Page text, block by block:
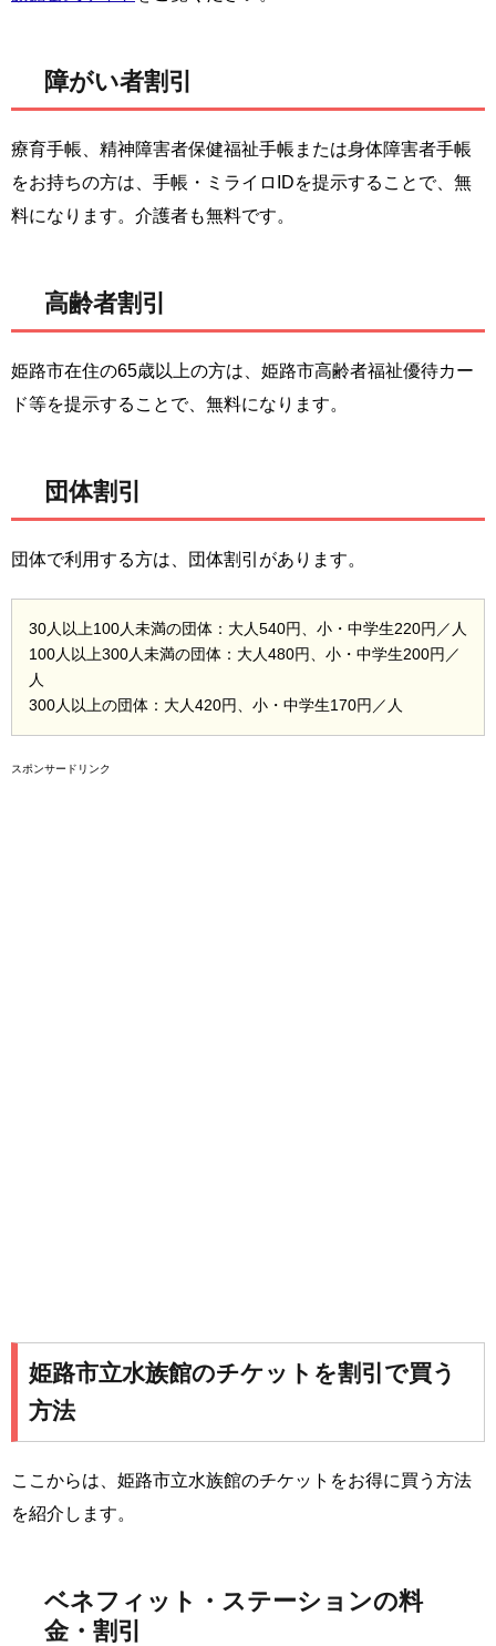
障がい者割引
療育手帳、精神障害者保健福祉手帳または身体障害者手帳
をお持ちの方は、手帳・ミライロIDを提示することで、無
料になります。介護者も無料です。
高齢者割引
姫路市在住の65歳以上の方は、姫路市高齢者福祉優待カー
ド等を提示することで、無料になります。
団体割引
団体で利用する方は、団体割引があります。
30人以上100人未満の団体：大人540円、小・中学生220円／人
100人以上300人未満の団体：大人480円、小・中学生200円／
人
300人以上の団体：大人420円、小・中学生170円／人
スポンサードリンク
姫路市立水族館のチケットを割引で買う
方法
ここからは、姫路市立水族館のチケットをお得に買う方法
を紹介します。
ベネフィット・ステーションの料
金・割引